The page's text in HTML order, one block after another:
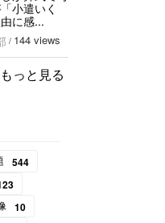
小遣いく
に感...
/ 144 views
もっと見る
544
10